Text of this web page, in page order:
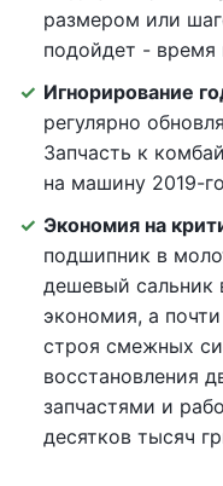
размером или
подойдет - время
Игнорирование
регулярно
Запчасть к
на машину 2019-
Экономия на
подшипник в
дешевый сальник
экономия, а
строя смежных
восстановления
запчастями и
десятков тысяч